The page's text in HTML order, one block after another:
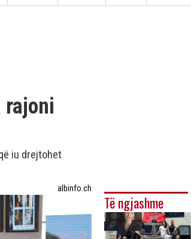
rajoni
iu drejtohet
albinfo.ch
Të ngjashme